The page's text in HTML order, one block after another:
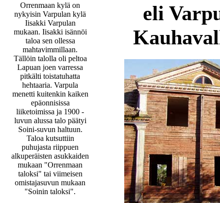
Orrenmaan kylä on
nykyisin Varpulan kylä
Iisakki Varpulan
mukaan. Iisakki isännöi
taloa sen ollessa
mahtavimmillaan.
Tällöin talolla oli peltoa
Lapuan joen varressa
pitkälti toistatuhatta
hehtaaria. Varpula
menetti kuitenkin kaiken
epäonnisissa
liiketoimissa ja 1900 -
luvun alussa talo päätyi
Soini-suvun haltuun.
Taloa kutsuttiin
puhujasta riippuen
alkuperäisten asukkaiden
mukaan "Orrenmaan
taloksi" tai viimeisen
omistajasuvun mukaan
"Soinin taloksi".
eli